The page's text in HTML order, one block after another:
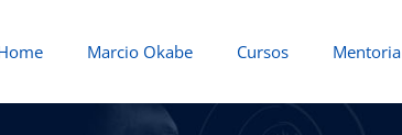
Marcio Okabe Cursos Mentoria